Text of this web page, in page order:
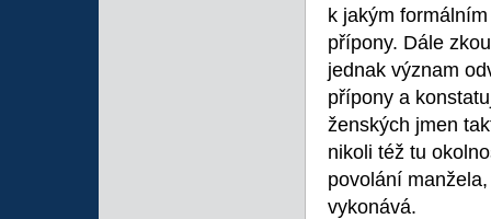
k jakým
přípony. Dále
jednak význam
přípony a
ženských jmen
nikoli též tu
povolání
vykonává.